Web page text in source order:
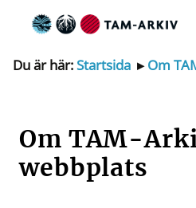
Huvudnavigering
Du är här:Startsida ▸Om
Om TAM-
webbplats